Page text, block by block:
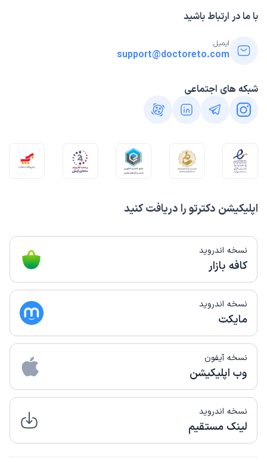
اپلیکیشن دکترتو را دریافت کنید
نسخه اندروید
کافه بازار
نسخه اندروید
مایکت
نسخه آیفون
وب اپلیکیشن
نسخه اندروید
لینک مستقیم
با ما در ارتباط باشید
ایمیل:
support@doctoreto.com
شبکه های اجتماعی